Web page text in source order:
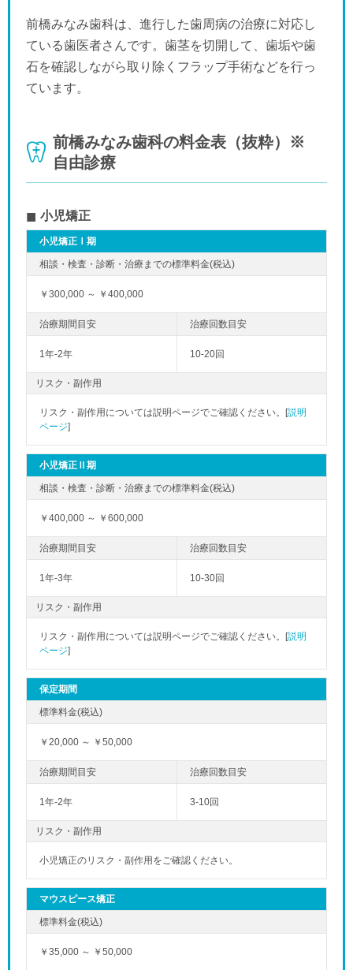
前橋みなみ歯科は、進行した歯周病の治療に対応し
ている歯医者さんです。歯茎を切開して、歯垢や歯
石を確認しながら取り除くフラップ手術などを行っ
ています。
前橋みなみ歯科の料金表（抜粋）※
自由診療
小児矯正
小児矯正Ⅰ期
￥300,000 ～ ￥400,000
1年-2年 10-20回
リスク・副作用
リスク・副作用については説明ページでご確認ください。[説明
ページ]
小児矯正Ⅱ期
￥400,000 ～ ￥600,000
1年-3年 10-30回
リスク・副作用
リスク・副作用については説明ページでご確認ください。[説明
ページ]
保定期間
￥20,000 ～ ￥50,000
1年-2年 3-10回
リスク・副作用
小児矯正のリスク・副作用をご確認ください。
マウスピース矯正
￥35,000 ～ ￥50,000